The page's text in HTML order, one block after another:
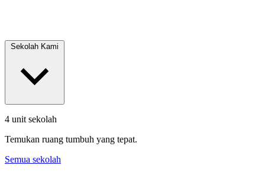
4 unit sekolah
Temukan ruang tumbuh yang tepat.
Semua sekolah